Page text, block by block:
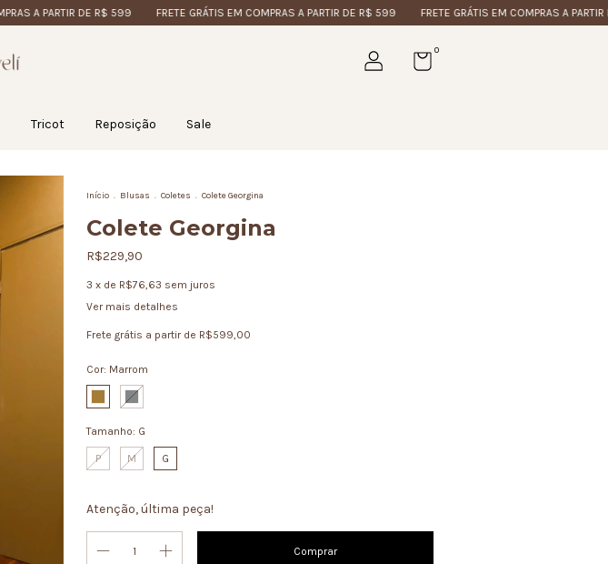
PARTIR DE R$ 599 FRETE GRÁTIS EM COMPRAS A PARTIR DE R$ 599 FRETE GRÁTIS EM COMPRAS A PARTIR DE
0
Tricot Reposição Sale
Início . Blusas . Coletes . Colete Georgina
Colete Georgina
R$229,90
3 x de R$76,63 sem juros
Ver mais detalhes
Frete grátis a partir de R$599,00
Cor: Marrom
Tamanho: G
P M G
Atenção, última peça!